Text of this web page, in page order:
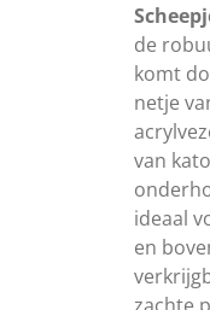
de
komt
netje
van
ideaal
en